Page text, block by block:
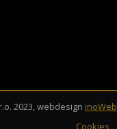
2023, webdesign inoWeb
Cookies